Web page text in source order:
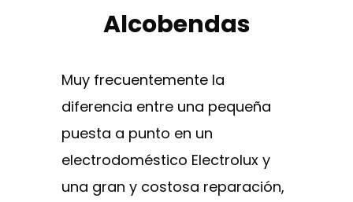
Alcobendas
Muy frecuentemente la
diferencia entre una pequeña
puesta a punto en un
electrodoméstico Electrolux y
una gran y costosa reparación,